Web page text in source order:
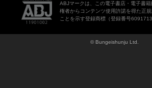
ABJマークは、この電子書店・電子書
権者からコンテンツ使用許諾を得た正
ことを示す登録商標（登録番号6091713
© Bungeishunju Ltd.